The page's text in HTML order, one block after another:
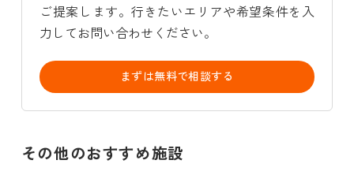
ご提案します。行きたいエリアや希望条件を入
力してお問い合わせください。
まずは無料で相談する
その他のおすすめ施設